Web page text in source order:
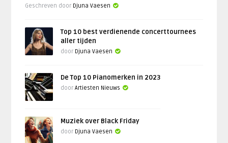
Geschreven door Djuna Vaesen
Top 10 best verdienende concerttournees
aller tijden
door Djuna Vaesen
De Top 10 Pianomerken in 2023
doorArtiesten Nieuws
Muziek over Black Friday
door Djuna Vaesen